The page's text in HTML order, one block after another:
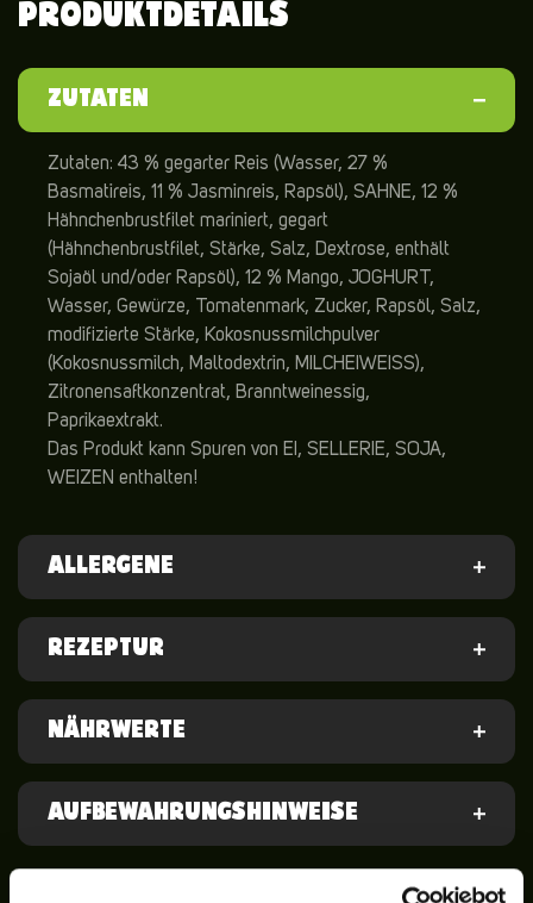
PRODUKTDETAILS
ZUTATEN
Zutaten: 43 % gegarter Reis (Wasser, 27 %
Basmatireis, 11 % Jasminreis, Rapsöl), SAHNE, 12 %
Hähnchenbrustfilet mariniert, gegart
(Hähnchenbrustfilet, Stärke, Salz, Dextrose, enthält
Sojaöl und/oder Rapsöl), 12 % Mango, JOGHURT,
Wasser, Gewürze, Tomatenmark, Zucker, Rapsöl, Salz,
modifizierte Stärke, Kokosnussmilchpulver
(Kokosnussmilch, Maltodextrin, MILCHEIWEISS),
Zitronensaftkonzentrat, Branntweinessig,
Paprikaextrakt.
Das Produkt kann Spuren von EI, SELLERIE, SOJA,
WEIZEN enthalten!
ALLERGENE
REZEPTUR
NÄHRWERTE
AUFBEWAHRUNGSHINWEISE